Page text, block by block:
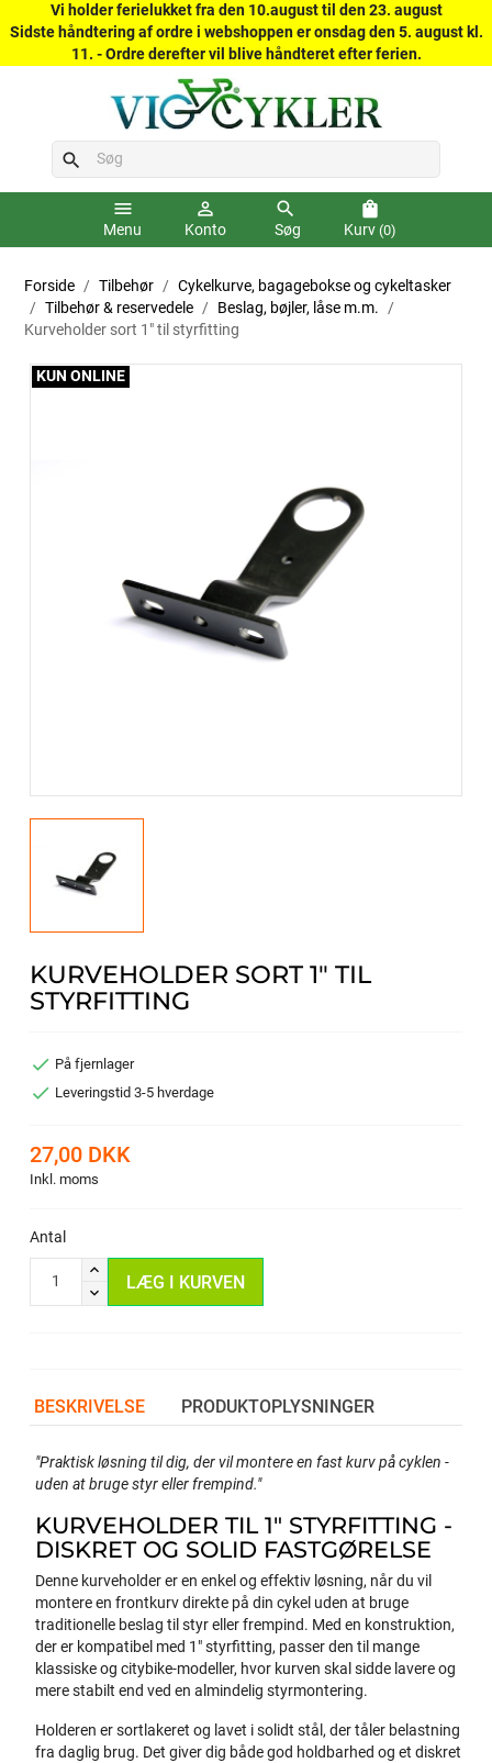
Vi holder ferielukket fra den 10.august til den 23. august
Sidste håndtering af ordre i webshoppen er onsdag den 5. august kl.
11. - Ordre derefter vil blive håndteret efter ferien.
search
menu
Menu
person_outline
Konto
search
Søg
shopping_bag
Kurv (0)
Forside Tilbehør
Cykelkurve, bagagebokse og cykeltasker
Tilbehør & reservedele
Beslag, bøjler, låse m.m.
Kurveholder sort 1" til styrfitting
KUN ONLINE
KURVEHOLDER SORT 1" TIL
STYRFITTING
 På fjernlager
 Leveringstid 3-5 hverdage
27,00 DKK
Inkl. moms
Antal
LÆG I KURVEN
BESKRIVELSE PRODUKTOPLYSNINGER
"Praktisk løsning til dig, der vil montere en fast kurv på cyklen -
uden at bruge styr eller frempind."
KURVEHOLDER TIL 1" STYRFITTING -
DISKRET OG SOLID FASTGØRELSE
Denne kurveholder er en enkel og effektiv løsning, når du vil
montere en frontkurv direkte på din cykel uden at bruge
traditionelle beslag til styr eller frempind. Med en konstruktion,
der er kompatibel med 1" styrfitting, passer den til mange
klassiske og citybike-modeller, hvor kurven skal sidde lavere og
mere stabilt end ved en almindelig styrmontering.
Holderen er sortlakeret og lavet i solidt stål, der tåler belastning
fra daglig brug. Det giver dig både god holdbarhed og et diskret